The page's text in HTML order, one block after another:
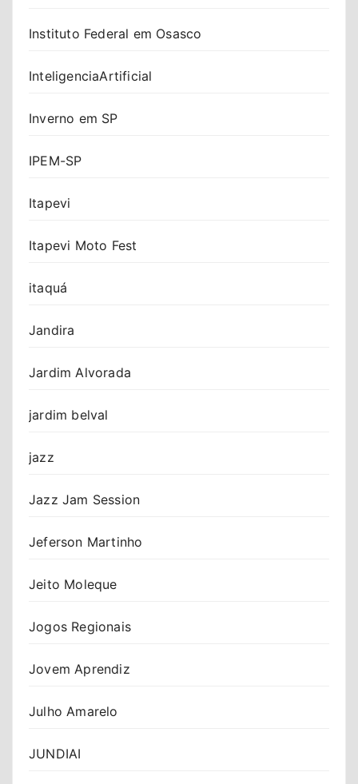
Instituto Federal em Osasco
InteligenciaArtificial
Inverno em SP
IPEM-SP
Itapevi
Itapevi Moto Fest
itaquá
Jandira
Jardim Alvorada
jardim belval
jazz
Jazz Jam Session
Jeferson Martinho
Jeito Moleque
Jogos Regionais
Jovem Aprendiz
Julho Amarelo
JUNDIAI